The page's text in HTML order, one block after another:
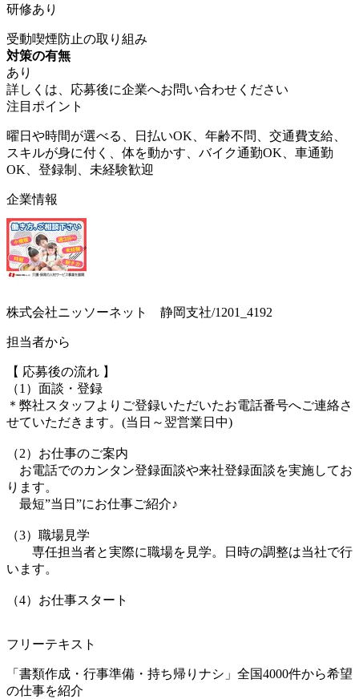
研修あり
受動喫煙防止の取り組み
対策の有無
あり
詳しくは、応募後に企業へお問い合わせください
注目ポイント
曜日や時間が選べる、日払いOK、年齢不問、交通費支給、
スキルが身に付く、体を動かす、バイク通勤OK、車通勤
OK、登録制、未経験歓迎
企業情報
株式会社ニッソーネット 静岡支社/1201_4192
担当者から
【 応募後の流れ 】
（1）面談・登録
＊弊社スタッフよりご登録いただいたお電話番号へご連絡さ
せていただきます。(当日～翌営業日中)
（2）お仕事のご案内
お電話でのカンタン登録面談や来社登録面談を実施してお
ります。
最短”当日”にお仕事ご紹介♪
（3）職場見学
専任担当者と実際に職場を見学。日時の調整は当社で行
います。
（4）お仕事スタート
フリーテキスト
「書類作成・行事準備・持ち帰りナシ」全国4000件から希望
の仕事を紹介